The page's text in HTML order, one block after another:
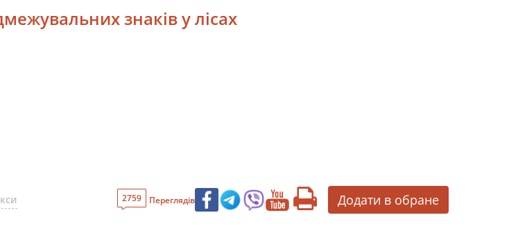
знаків у лісах
2759 Переглядів Додати в обране